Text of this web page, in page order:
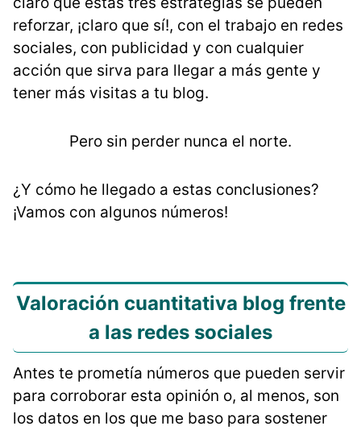
reforzar, ¡claro que sí!, con el trabajo en redes
sociales, con publicidad y con cualquier
acción que sirva para llegar a más gente y
tener más visitas a tu blog.
Pero sin perder nunca el norte.
¿Y cómo he llegado a estas conclusiones?
¡Vamos con algunos números!
Valoración cuantitativa blog frente
a las redes sociales
Antes te prometía números que pueden servir
para corroborar esta opinión o, al menos, son
los datos en los que me baso para sostener